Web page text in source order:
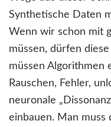
Synthetische Daten
Wenn wir schon mit
müssen, dürfen
müssen Algorithmen
Rauschen, Fehler,
neuronale
einbauen. Man muss